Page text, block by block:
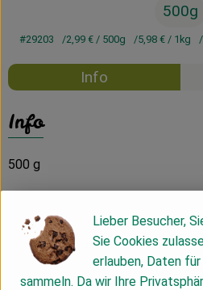
500g
#29203 2,99 €/ 500g 5,98 €/ 1kg
Info
Info
500 g
Produktinformationen
Zutaten
Lieber Besucher,
Sie Cookies
erlauben, Daten
sammeln. Da wir Ihre